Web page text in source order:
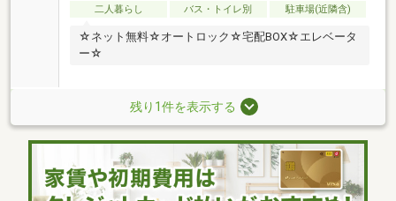
二人暮らし
バス・トイレ別 駐車場(近隣含)
☆ネット無料☆オートロック☆宅配BOX☆エレベータ
ー☆
残り1件を表示する